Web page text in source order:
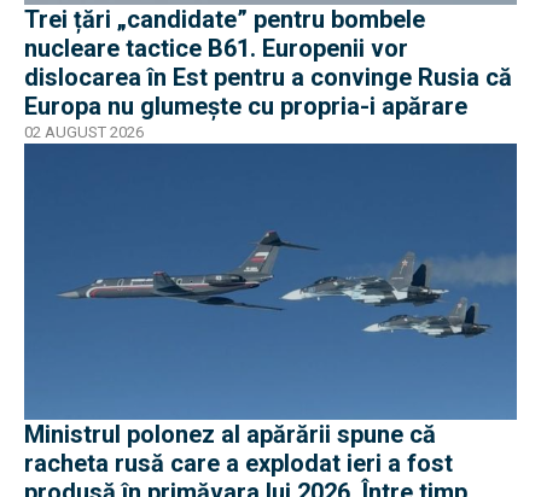
Trei țări „candidate” pentru bombele
nucleare tactice B61. Europenii vor
dislocarea în Est pentru a convinge Rusia că
Europa nu glumește cu propria-i apărare
02 AUGUST 2026
Ministrul polonez al apărării spune că
racheta rusă care a explodat ieri a fost